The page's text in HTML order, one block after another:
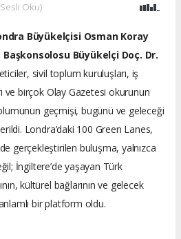
Oku)
Büyükelçisi Osman Koray
Başkonsolosu Büyükelçi Doç. Dr.
sivil toplum kuruluşları, iş
ve birçok Olay Gazetesi okurunun
geçmişi, bugünü ve geleceği
Londra’daki 100 Green Lanes,
gerçekleştirilen buluşma, yalnızca
İngiltere’de yaşayan Türk
kültürel bağlarının ve gelecek
bir platform oldu.